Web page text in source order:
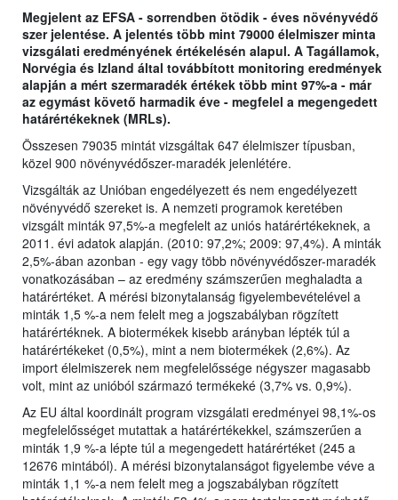
Megjelent az EFSA - sorrendben ötödik - éves növényvédő
szer jelentése. A jelentés több mint 79000 élelmiszer minta
vizsgálati eredményének értékelésén alapul. A Tagállamok,
Norvégia és Izland által továbbított monitoring eredmények
alapján a mért szermaradék értékek több mint 97%-a - már
az egymást követő harmadik éve - megfelel a megengedett
határértékeknek (MRLs).
Összesen 79035 mintát vizsgáltak 647 élelmiszer típusban,
közel 900 növényvédőszer-maradék jelenlétére.
Vizsgálták az Unióban engedélyezett és nem engedélyezett
növényvédő szereket is. A nemzeti programok keretében
vizsgált minták 97,5%-a megfelelt az uniós határértékeknek, a
2011. évi adatok alapján. (2010: 97,2%; 2009: 97,4%). A minták
2,5%-ában azonban - egy vagy több növényvédőszer-maradék
vonatkozásában – az eredmény számszerűen meghaladta a
határértéket. A mérési bizonytalanság figyelembevételével a
minták 1,5 %-a nem felelt meg a jogszabályban rögzített
határértéknek. A biotermékek kisebb arányban lépték túl a
határértékeket (0,5%), mint a nem biotermékek (2,6%). Az
import élelmiszerek nem megfelelőssége négyszer magasabb
volt, mint az unióból származó termékeké (3,7% vs. 0,9%).
Az EU által koordinált program vizsgálati eredményei 98,1%-os
megfelelősséget mutattak a határértékekkel, számszerűen a
minták 1,9 %-a lépte túl a megengedett határértéket (245 a
12676 mintából). A mérési bizonytalanságot figyelembe véve a
minták 1,1 %-a nem felelt meg a jogszabályban rögzített